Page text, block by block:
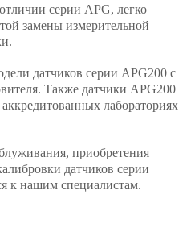
серии APG, легко
замены измерительной
датчиков серии APG200 c
Также датчики APG200
лабораториях
приобретения
датчиков серии
к нашим специалистам.